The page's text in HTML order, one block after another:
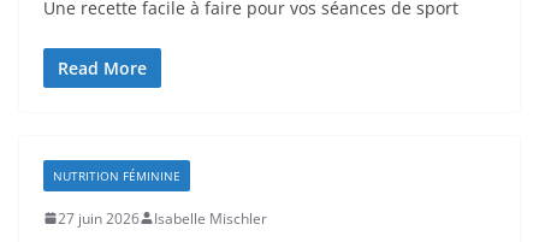
Une recette facile à faire pour vos séances de sport
Read More
NUTRITION FÉMININE
27 juin 2026 Isabelle Mischler